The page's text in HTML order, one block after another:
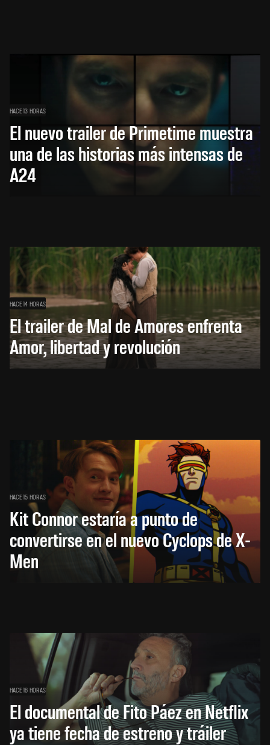
HACE 13 HORAS
El nuevo trailer de Primetime muestra
una de las historias más intensas de
A24
HACE 14 HORAS
El trailer de Mal de Amores enfrenta
Amor, libertad y revolución
HACE 15 HORAS
Kit Connor estaría a punto de
convertirse en el nuevo Cyclops de X-
Men
HACE 16 HORAS
El documental de Fito Páez en Netflix
ya tiene fecha de estreno y tráiler